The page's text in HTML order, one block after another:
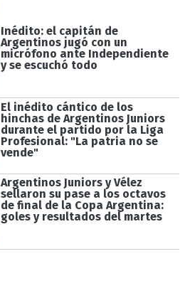
Inédito: el capitán de
Argentinos jugó con un
micrófono ante Independiente
y se escuchó todo
El inédito cántico de los
hinchas de Argentinos Juniors
durante el partido por la Liga
Profesional: "La patria no se
vende"
Argentinos Juniors y Vélez
sellaron su pase a los octavos
de final de la Copa Argentina:
goles y resultados del martes